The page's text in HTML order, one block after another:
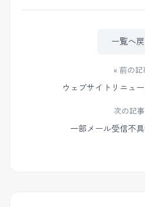
« 前の記
ウェブサイトリニュ
一覧へ
次の記事
一部メール受信不